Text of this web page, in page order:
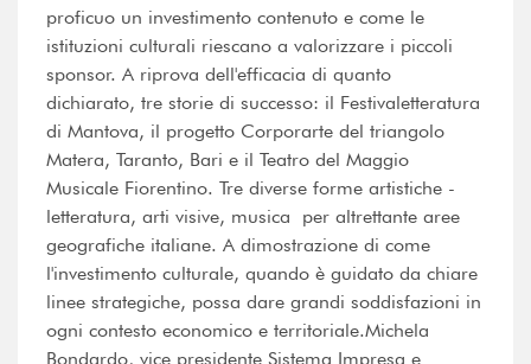
proficuo un investimento contenuto e come le
istituzioni culturali riescano a valorizzare i piccoli
sponsor. A riprova dell'efficacia di quanto
dichiarato, tre storie di successo: il Festivaletteratura
di Mantova, il progetto Corporarte del triangolo
Matera, Taranto, Bari e il Teatro del Maggio
Musicale Fiorentino. Tre diverse forme artistiche -
letteratura, arti visive, musica  per altrettante aree
geografiche italiane. A dimostrazione di come
l'investimento culturale, quando è guidato da chiare
linee strategiche, possa dare grandi soddisfazioni in
ogni contesto economico e territoriale.Michela
Bondardo, vice presidente Sistema Impresa e